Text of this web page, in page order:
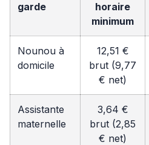
garde
horaire
minimum
Nounou à
domicile
12,51 €
brut (9,77
€ net)
Assistante
maternelle
3,64 €
brut (2,85
€ net)